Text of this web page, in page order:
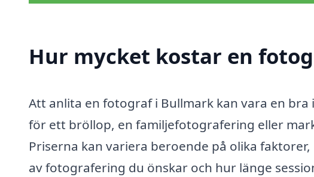
Hur mycket kostar en
Att anlita en fotograf i Bullmark kan vara en
för ett bröllop, en familjefotografering eller
Priserna kan variera beroende på olika
av fotografering du önskar och hur länge